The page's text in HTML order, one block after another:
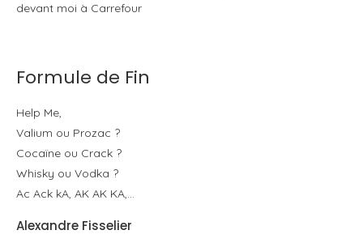
devant moi à Carrefour
Formule de Fin
Help Me,
Valium ou Prozac ?
Cocaïne ou Crack ?
Whisky ou Vodka ?
Ac Ack kA, AK AK KA,…
Alexandre Fisselier